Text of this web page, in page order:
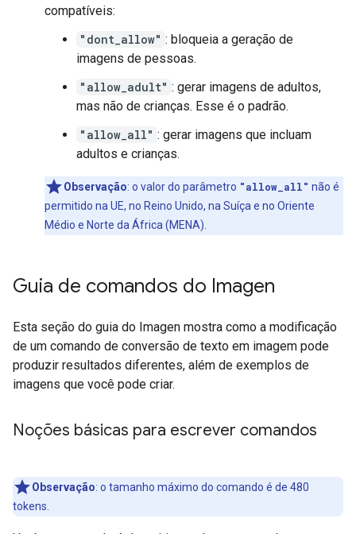
compatíveis:
"dont_allow" : bloqueia a geração de
imagens de pessoas.
"allow_adult" : gerar imagens de adultos,
mas não de crianças. Esse é o padrão.
"allow_all" : gerar imagens que incluam
adultos e crianças.
Observação: o valor do parâmetro "allow_all" não é
permitido na UE, no Reino Unido, na Suíça e no Oriente
Médio e Norte da África (MENA).
Guia de comandos do Imagen
Esta seção do guia do Imagen mostra como a modificação
de um comando de conversão de texto em imagem pode
produzir resultados diferentes, além de exemplos de
imagens que você pode criar.
Noções básicas para escrever comandos
Observação: o tamanho máximo do comando é de 480
tokens.